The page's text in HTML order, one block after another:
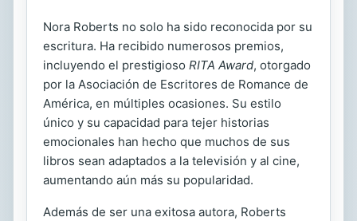
Nora Roberts no solo ha sido reconocida por su
escritura. Ha recibido numerosos premios,
incluyendo el prestigioso RITA Award, otorgado
por la Asociación de Escritores de Romance de
América, en múltiples ocasiones. Su estilo
único y su capacidad para tejer historias
emocionales han hecho que muchos de sus
libros sean adaptados a la televisión y al cine,
aumentando aún más su popularidad.
Además de ser una exitosa autora, Roberts